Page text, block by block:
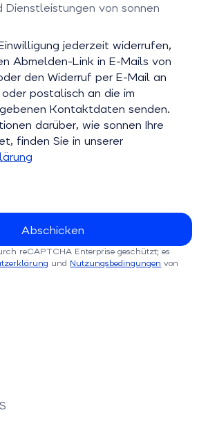
Dienstleistungen von sonnen
Feld
jederzeit widerrufen,
Abmelden-Link in E-Mails von
den Widerruf per E-Mail an
oder postalisch an die im
Kontaktdaten senden.
darüber, wie sonnen Ihre
finden Sie in unserer
reCAPTCHA Enterprise geschützt; es
und Nutzungsbedingungen von